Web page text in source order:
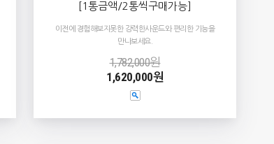
[1통금액/2통씩구매가능]
이전에 경험해보지못한 강력한사운드와 편리한 기능을
만나보세요.
1,782,000원
1,620,000원